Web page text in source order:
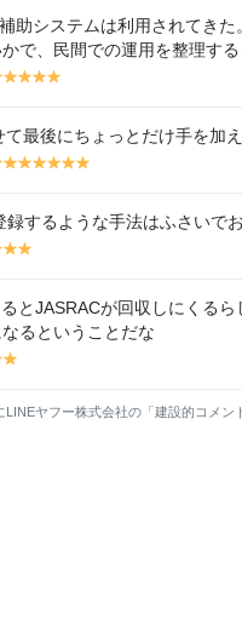
lo
w
lo
w
lo
w
lo
w
lo
w
lo
w
lo
w
lo
w
lo
w
助システムは利用されてき
で、民間での運用を整理する
y y
lo
w
y
lo
w
y
lo
w
lo
w
て最後にちょっとだけ手を加
y y
lo
w
y
lo
w
y
lo
y
lo
y
lo lo
録するような手法はふさいで
y y
lo
w
lo
w
とJASRACが回収しにくる
るということだな
y
lo
ヤフー株式会社の「建設的コメン